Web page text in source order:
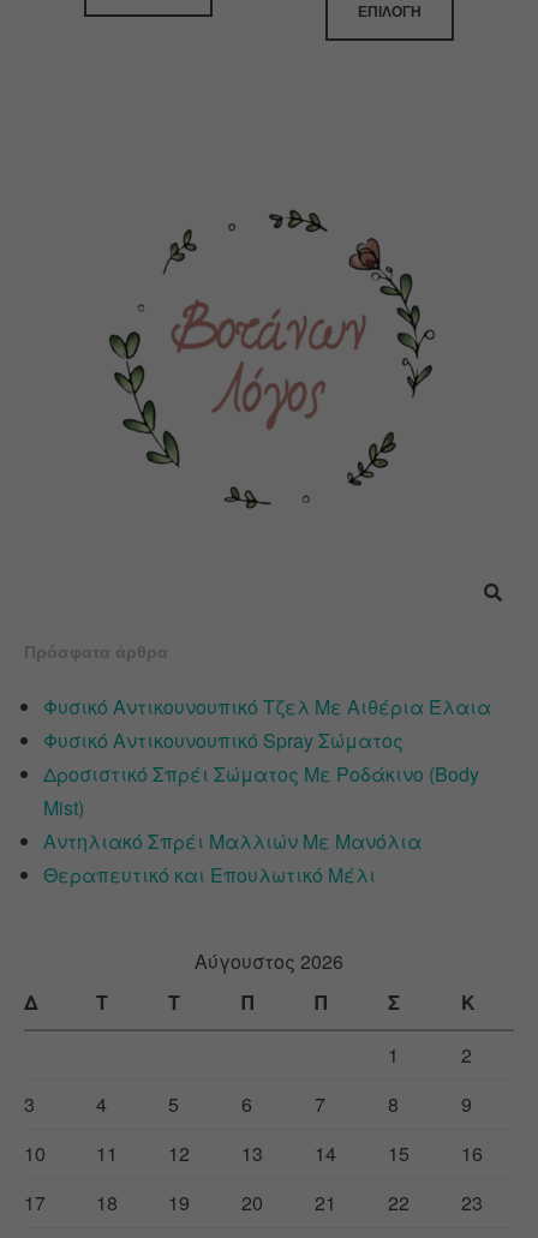
ΕΠΙΛΟΓΉ
Πρόσφατα άρθρα
Φυσικό Αντικουνουπικό Τζελ Με Αιθέρια Έλαια
Φυσικό Αντικουνουπικό Spray Σώματος
Δροσιστικό Σπρέι Σώματος Με Ροδάκινο (Body
Mist)
Αντηλιακό Σπρέι Μαλλιών Με Μανόλια
Θεραπευτικό και Επουλωτικό Μέλι
Αύγουστος 2026
Δ
Τ Τ Π Π Σ
Κ
1
2
3
4 5 6 7 8
9
10
11 12 13 14 15
16
17
18 19 20 21 22 23